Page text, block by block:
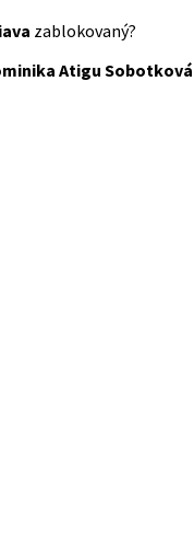
zablokovaný?
Atigu Sobotková